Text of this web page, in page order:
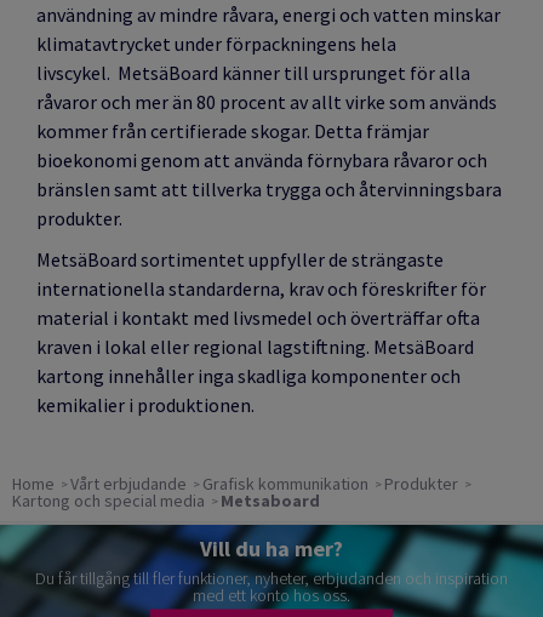
användning av mindre råvara, energi och vatten minskar
klimatavtrycket under förpackningens hela
livscykel. MetsäBoard känner till ursprunget för alla
råvaror och mer än 80 procent av allt virke som används
kommer från certifierade skogar. Detta främjar
bioekonomi genom att använda förnybara råvaror och
bränslen samt att tillverka trygga och återvinningsbara
produkter.
MetsäBoard sortimentet uppfyller de strängaste
internationella standarderna, krav och föreskrifter för
material i kontakt med livsmedel och överträffar ofta
kraven i lokal eller regional lagstiftning. MetsäBoard
kartong innehåller inga skadliga komponenter och
kemikalier i produktionen.
Home Vårt erbjudande Grafisk kommunikation Produkter
Kartong och special media Metsaboard
Vill du ha mer?
Du får tillgång till fler funktioner, nyheter, erbjudanden och inspiration
med ett konto hos oss.